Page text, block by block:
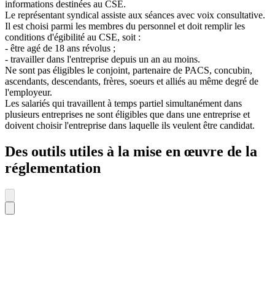
informations destinées au CSE.
Le représentant syndical assiste aux séances avec voix consultative.
Il est choisi parmi les membres du personnel et doit remplir les
conditions d'égibilité au CSE, soit :
- être agé de 18 ans révolus ;
- travailler dans l'entreprise depuis un an au moins.
Ne sont pas éligibles le conjoint, partenaire de PACS, concubin,
ascendants, descendants, frères, soeurs et alliés au même degré de
l'employeur.
Les salariés qui travaillent à temps partiel simultanément dans
plusieurs entreprises ne sont éligibles que dans une entreprise et
doivent choisir l'entreprise dans laquelle ils veulent être candidat.
Des outils utiles à la mise en œuvre de la
réglementation